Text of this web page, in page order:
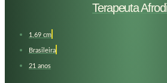
Terapeuta
1,69 cm
Brasileira
21 anos